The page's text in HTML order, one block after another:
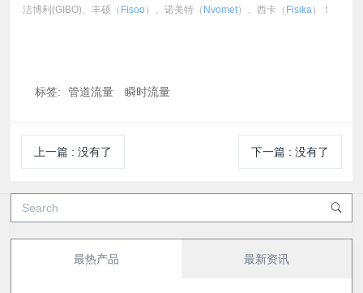
洁博利(GIBO)、丰硕（ Fisoo ）、诺美特（ Nvomet）、西卡（ Fisika）！
标签: 管道流量 瞬时流量
上一篇 :没有了 下一篇: 没有了
最热产品 最新资讯